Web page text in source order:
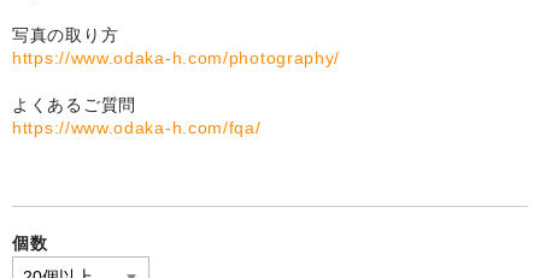
ユニフォームメモリー
よくある質問
写真の取り方
https://www.odaka-h.com/photography/
よくあるご質問
https://www.odaka-h.com/fqa/
個数